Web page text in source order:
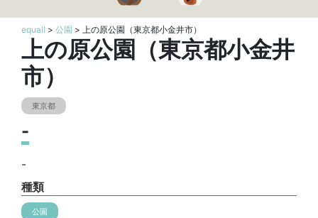
equall > 公園 > 上の原公園（東京都小金井市）
上の原公園（東京都小金井
市）
東京都
-
-
種類
公園